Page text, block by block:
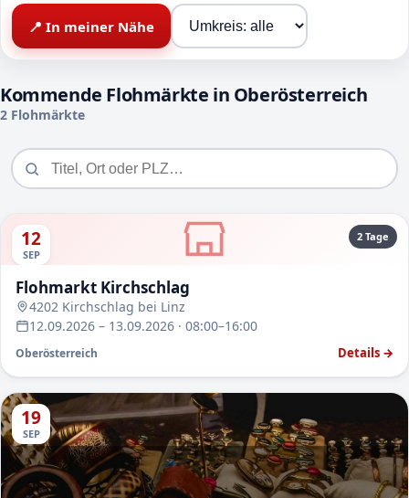
📍 In meiner Nähe
Kommende Flohmärkte in Oberösterreich
2 Flohmärkte
12
SEP
2 Tage
Flohmarkt Kirchschlag
4202 Kirchschlag bei Linz
12.09.2026 – 13.09.2026 · 08:00–16:00
Oberösterreich Details →
19
SEP